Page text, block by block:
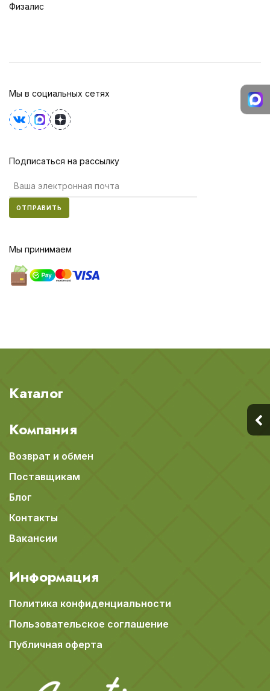
Физалис
Мы в социальных сетях
Подписаться на рассылку
ОТПРАВИТЬ
Мы принимаем
Каталог
Компания
Возврат и обмен
Поставщикам
Блог
Контакты
Вакансии
Информация
Политика конфиденциальности
Пользовательское соглашение
Публичная оферта